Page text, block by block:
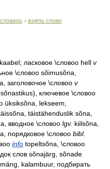
> взять слово
ласковое \словоо hell v
\словоо sõimusõna,
заголовочое \словоо v
ключевое \словоо
üksiksõna, lekseem,
täistähenduslik sõna,
вводное \словоо lgv. kiilsõna,
порядковое \словоо bibl.
info topeltsõna, \словоо
слов sõnajärg, sõnade
kalambuur, подбирать